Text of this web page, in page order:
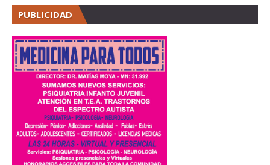
PUBLICIDAD